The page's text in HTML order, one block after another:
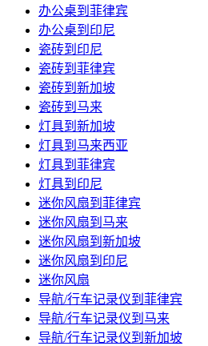
办公桌到菲律宾
办公桌到印尼
瓷砖到印尼
瓷砖到菲律宾
瓷砖到新加坡
瓷砖到马来
灯具到新加坡
灯具到马来西亚
灯具到菲律宾
灯具到印尼
迷你风扇到菲律宾
迷你风扇到马来
迷你风扇到新加坡
迷你风扇到印尼
迷你风扇
导航/行车记录仪到菲律宾
导航/行车记录仪到马来
导航/行车记录仪到新加坡